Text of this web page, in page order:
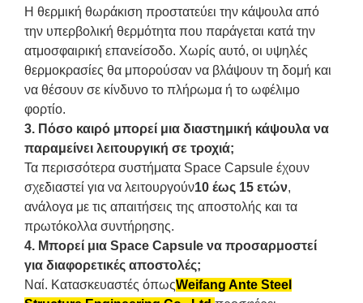
Η θερμική θωράκιση προστατεύει την κάψουλα από
την υπερβολική θερμότητα που παράγεται κατά την
ατμοσφαιρική επανείσοδο. Χωρίς αυτό, οι υψηλές
θερμοκρασίες θα μπορούσαν να βλάψουν τη δομή και
να θέσουν σε κίνδυνο το πλήρωμα ή το ωφέλιμο
φορτίο.
3. Πόσο καιρό μπορεί μια διαστημική κάψουλα να
παραμείνει λειτουργική σε τροχιά;
Τα περισσότερα συστήματα Space Capsule έχουν
σχεδιαστεί για να λειτουργούν10 έως 15 ετών,
ανάλογα με τις απαιτήσεις της αποστολής και τα
πρωτόκολλα συντήρησης.
4. Μπορεί μια Space Capsule να προσαρμοστεί
για διαφορετικές αποστολές;
Ναί. Κατασκευαστές όπωςWeifang Ante Steel